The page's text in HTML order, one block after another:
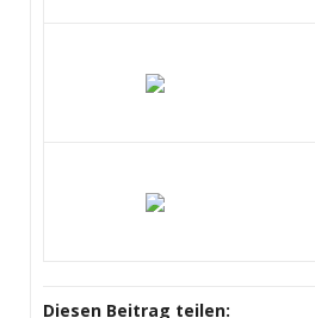
Diesen Beitrag teilen: